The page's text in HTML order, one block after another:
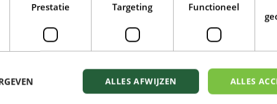
143
41 10 08
nummer: 0208:0845509606
Tuin
Famiresto
Foodhall
Mobiele applicatie Famiflora
Privacy policy
Prestatie Targeting Functioneel
ALLES
ALLES AFWIJZEN